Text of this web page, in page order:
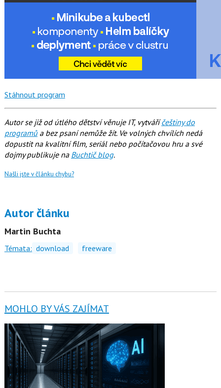
Stáhnout program
Autor se již od útlého dětství věnuje IT, vytváříčeštiny do
programůa bez psaní nemůže žít. Ve volných chvílích nedá
dopustit na kvalitní film, seriál nebo počítačovou hru a své
dojmy publikuje na Buchtič blog.
Našli jste v článku chybu?
Autor článku
Martin Buchta
Témata: download freeware
MOHLO BY VÁS ZAJÍMAT